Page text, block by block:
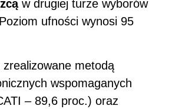
w drugiej turze wyborów
ufności wynosi 95
zrealizowane metodą
wspomaganych
– 89,6 proc.) oraz